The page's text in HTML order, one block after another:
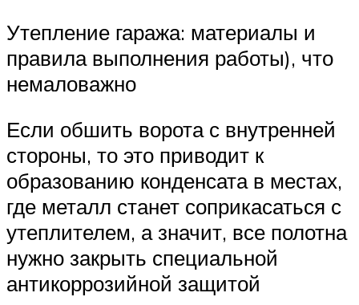
Утепление гаража: материалы и
правила выполнения работы), что
немаловажно
Если обшить ворота с внутренней
стороны, то это приводит к
образованию конденсата в местах,
где металл станет соприкасаться с
утеплителем, а значит, все полотна
нужно закрыть специальной
антикоррозийной защитой